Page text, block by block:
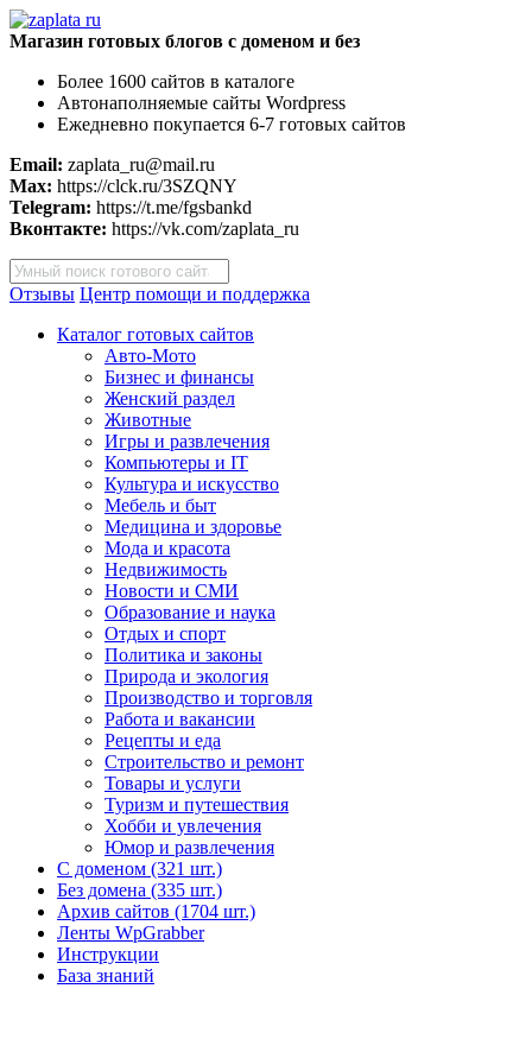
Магазин готовых блогов с доменом и без
Более 1600 сайтов в каталоге
Автонаполняемые сайты Wordpress
Ежедневно покупается 6-7 готовых сайтов
Email: zaplata_ru@mail.ru
Max: https://clck.ru/3SZQNY
Telegram: https://t.me/fgsbankd
Вконтакте: https://vk.com/zaplata_ru
Поиск
товаров
Отзывы Центр помощи и поддержка
Каталог готовых сайтов
Авто-Мото
Бизнес и финансы
Женский раздел
Животные
Игры и развлечения
Компьютеры и IT
Культура и искусство
Мебель и быт
Медицина и здоровье
Мода и красота
Недвижимость
Новости и СМИ
Образование и наука
Отдых и спорт
Политика и законы
Природа и экология
Производство и торговля
Работа и вакансии
Рецепты и еда
Строительство и ремонт
Товары и услуги
Туризм и путешествия
Хобби и увлечения
Юмор и развлечения
С доменом (321 шт.)
Без домена (335 шт.)
Архив сайтов (1704 шт.)
Ленты WpGrabber
Инструкции
База знаний